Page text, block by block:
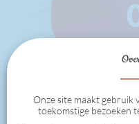
Onze site maakt gebruik
toekomstige bezoeken